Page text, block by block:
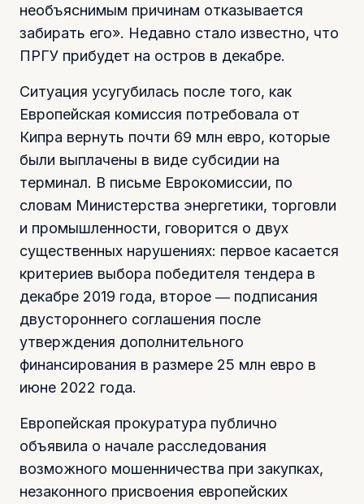
необъяснимым причинам отказывается
забирать его». Недавно стало известно, что
ПРГУ прибудет на остров в декабре.
Ситуация усугубилась после того, как
Европейская комиссия потребовала от
Кипра вернуть почти 69 млн евро, которые
были выплачены в виде субсидии на
терминал. В письме Еврокомиссии, по
словам Министерства энергетики, торговли
и промышленности, говорится о двух
существенных нарушениях: первое касается
критериев выбора победителя тендера в
декабре 2019 года, второе ― подписания
двустороннего соглашения после
утверждения дополнительного
финансирования в размере 25 млн евро в
июне 2022 года.
Европейская прокуратура публично
объявила о начале расследования
возможного мошенничества при закупках,
незаконного присвоения европейских